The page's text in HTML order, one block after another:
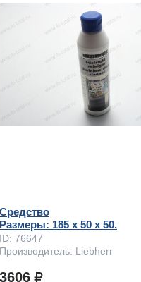
Средство
Размеры: 185 x 50 х 50.
ID: 76647
Производитель: Liebherr
3606